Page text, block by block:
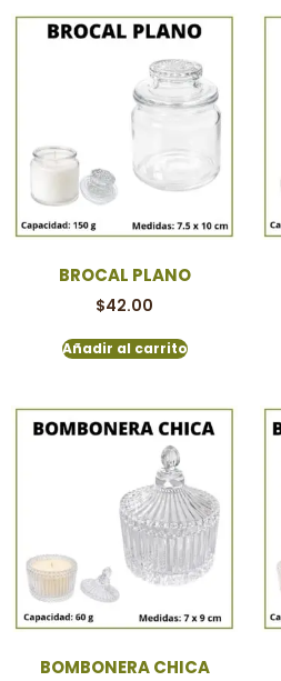
BROCAL PLANO
$42.00
Añadir al carrito
BOMBONERA CHICA